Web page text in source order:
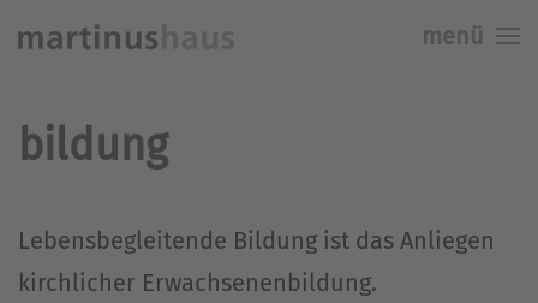
menü
bildung
Lebensbegleitende Bildung ist das Anliegen
kirchlicher Erwachsenenbildung.